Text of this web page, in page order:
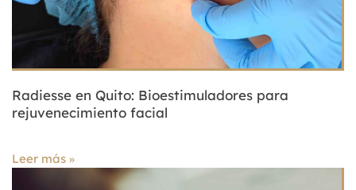
Radiesse en Quito: Bioestimuladores para
rejuvenecimiento facial
Leer más